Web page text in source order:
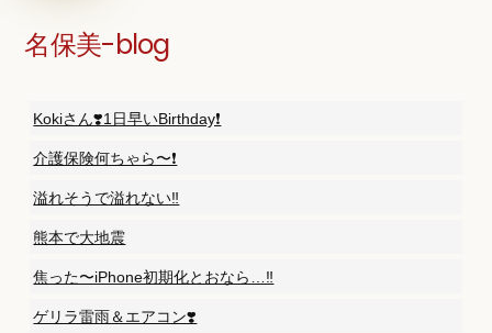
名保美-blog
Kokiさん❣️1日早いBirthday❗️
介護保険何ちゃら〜❗️
溢れそうで溢れない‼️
熊本で大地震
焦った〜iPhone初期化とおなら…‼️
ゲリラ雷雨＆エアコン❣️